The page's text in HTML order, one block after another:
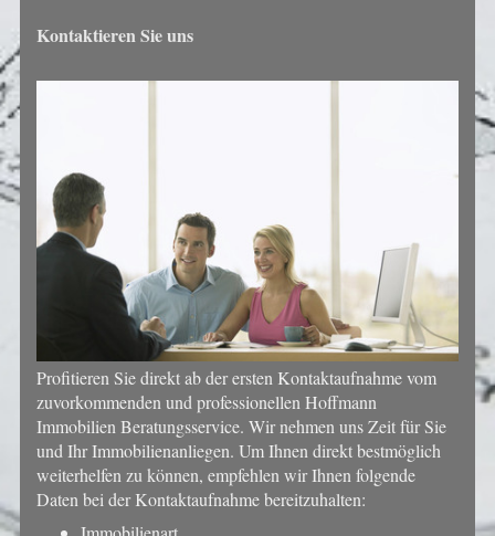
Kontaktieren Sie uns
Profitieren Sie direkt ab der ersten Kontaktaufnahme vom
zuvorkommenden und professionellen Hoffmann
Immobilien Beratungsservice. Wir nehmen uns Zeit für Sie
und Ihr Immobilienanliegen. Um Ihnen direkt bestmöglich
weiterhelfen zu können, empfehlen wir Ihnen folgende
Daten bei der Kontaktaufnahme bereitzuhalten: